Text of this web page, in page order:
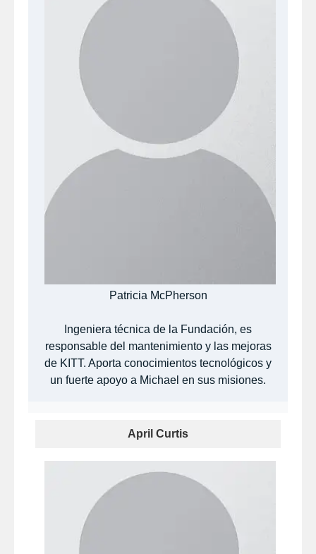
Patricia McPherson
Ingeniera técnica de la Fundación, es
responsable del mantenimiento y las mejoras
de KITT. Aporta conocimientos tecnológicos y
un fuerte apoyo a Michael en sus misiones.
April Curtis